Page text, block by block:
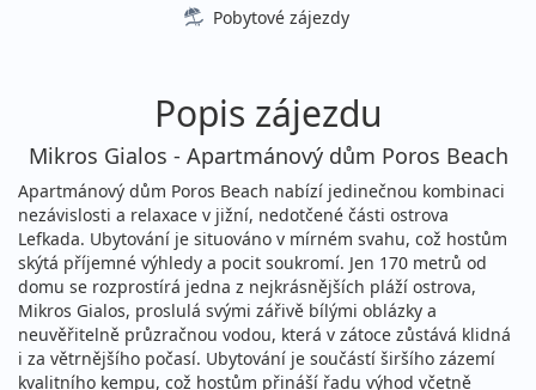
38 990 Kč
letecky (Vídeň)
38 990 Kč
cena za 12 dní (11 nocí)
15.08. - 29.08.2026
sobota - sobota
vlastní
letecky (Praha)
46 290 Kč
cena za 15 dní (14 nocí) vyprodáno
15.08. - 29.08.2026
vlastní
Pobytové zájezdy
Popis zájezdu
Mikros Gialos - Apartmánový dům Poros Beach
Apartmánový dům Poros Beach nabízí jedinečnou kombinaci
nezávislosti a relaxace v jižní, nedotčené části ostrova
Lefkada. Ubytování je situováno v mírném svahu, což hostům
skýtá příjemné výhledy a pocit soukromí. Jen 170 metrů od
domu se rozprostírá jedna z nejkrásnějších pláží ostrova,
Mikros Gialos, proslulá svými zářivě bílými oblázky a
neuvěřitelně průzračnou vodou, která v zátoce zůstává klidná
i za větrnějšího počasí. Ubytování je součástí širšího zázemí
kvalitního kempu, což hostům přináší řadu výhod včetně